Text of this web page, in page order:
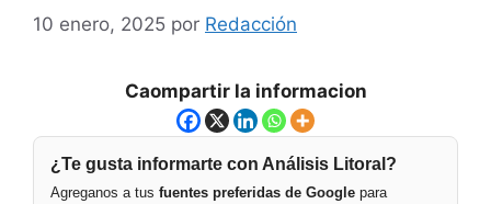
10 enero, 2025 por Redacción
Caompartir la informacion
¿Te gusta informarte con Análisis Litoral?
Agreganos a tus fuentes preferidas de Google para